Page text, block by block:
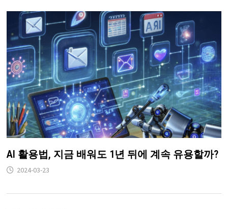
AI 활용법, 지금 배워도 1년 뒤에 계속 유용할까?
2024-03-23